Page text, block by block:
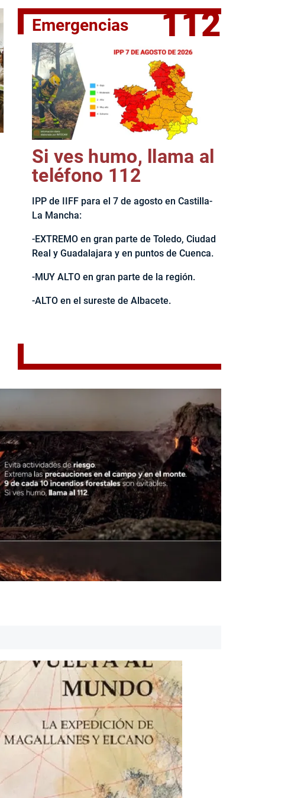
El jefe del Ejecutivo castellanomanchego, Emiliano García-
Emergencias 112
Si ves humo, llama al
teléfono 112
IPP de IIFF para el 7 de agosto en Castilla-
La Mancha:
-EXTREMO en gran parte de Toledo, Ciudad
Real y Guadalajara y en puntos de Cuenca.
-MUY ALTO en gran parte de la región.
-ALTO en el sureste de Albacete.